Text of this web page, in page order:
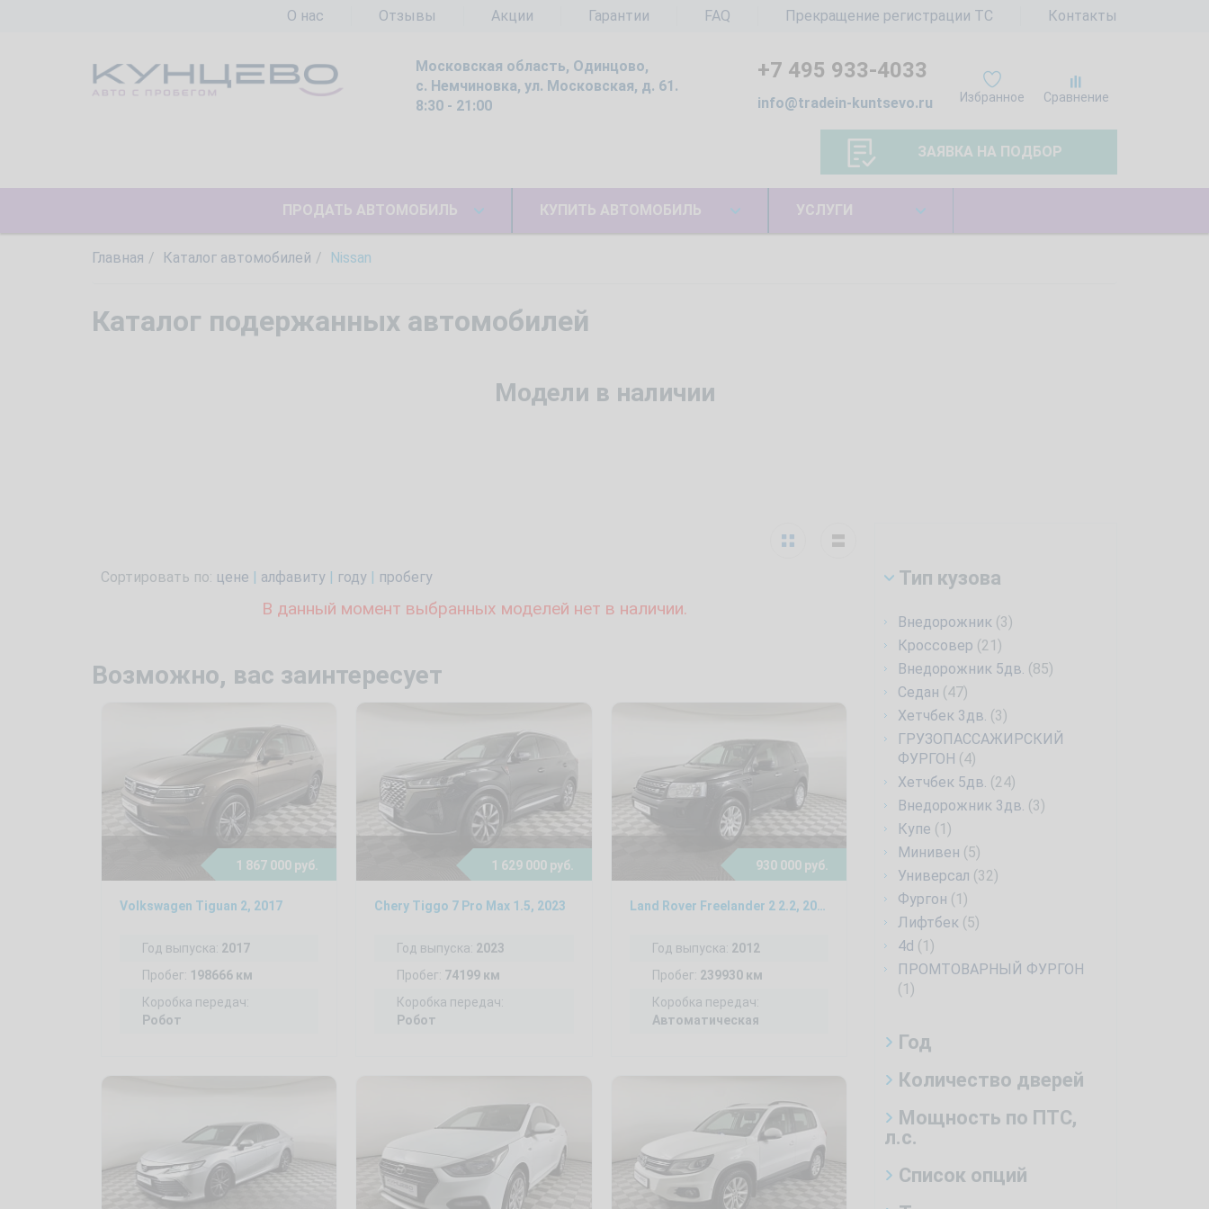
О нас Отзывы Акции Гарантии FAQ Прекращение регистрации ТС Контакты
Московская область, Одинцово,
с. Немчиновка, ул. Московская, д. 61.
8:30 - 21:00
Избранное Сравнение
+7 495 933-4033
info@tradein-kuntsevo.ru
ЗАЯВКА НА ПОДБОР
ПРОДАТЬ АВТОМОБИЛЬ КУПИТЬ АВТОМОБИЛЬ УСЛУГИ
Главная Каталог автомобилей Nissan
Каталог подержанных автомобилей
Модели в наличии
Тип кузова
Внедорожник (3)
Кроссовер (21)
Внедорожник 5дв. (85)
Седан (47)
Хетчбек 3дв. (3)
ГРУЗОПАССАЖИРСКИЙ
ФУРГОН (4)
Хетчбек 5дв. (24)
Внедорожник 3дв. (3)
Купе (1)
Минивен (5)
Универсал (32)
Фургон (1)
Лифтбек (5)
4d (1)
ПРОМТОВАРНЫЙ ФУРГОН
(1)
Год
Количество дверей
Мощность по ПТС,
л.с.
Список опций
Сортировать по: цене | алфавиту | году | пробегу
В данный момент выбранных моделей нет в наличии.
Возможно, вас заинтересует
1 867 000 руб.
Volkswagen Tiguan 2, 2017
Год выпуска: 2017
Пробег: 198666 км
Коробка передач:
Робот
1 629 000 руб.
Chery Tiggo 7 Pro Max 1.5, 2023
Год выпуска: 2023
Пробег: 74199 км
Коробка передач:
Робот
930 000 руб.
Land Rover Freelander 2 2.2, 2012
Год выпуска: 2012
Пробег: 239930 км
Коробка передач:
Автоматическая